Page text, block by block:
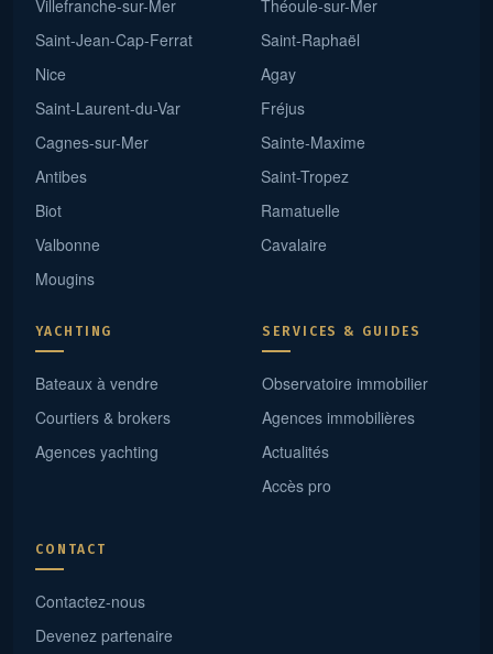
Villefranche-sur-Mer
Saint-Jean-Cap-Ferrat
Nice
Saint-Laurent-du-Var
Cagnes-sur-Mer
Antibes
Biot
Valbonne
Mougins
Théoule-sur-Mer
Saint-Raphaël
Agay
Fréjus
Sainte-Maxime
Saint-Tropez
Ramatuelle
Cavalaire
YACHTING
Bateaux à vendre
Courtiers & brokers
Agences yachting
SERVICES & GUIDES
Observatoire immobilier
Agences immobilières
Actualités
Accès pro
CONTACT
Contactez-nous
Devenez partenaire